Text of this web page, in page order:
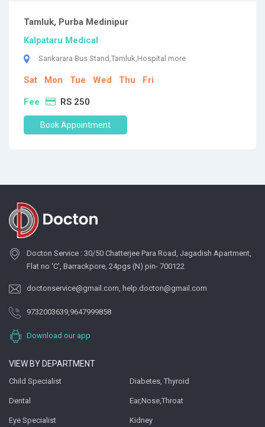
Tamluk, Purba Medinipur
Kalpataru Medical
Sankarara Bus Stand,Tamluk,Hospital more
Sat Mon Tue Wed Thu Fri
Fee RS 250
Book Appointment
Docton Service : 30/50 Chatterjee Para Road, Jagadish Apartment,
Flat no ‘C’, Barrackpore, 24pgs (N) pin- 700122
doctonservice@gmail.com, help.docton@gmail.com
9732003639,9647999858
Download our app
VIEW BY DEPARTMENT
Child Specialist Diabetes, Thyroid
Dental Ear,Nose,Throat
Eye Specialist Kidney